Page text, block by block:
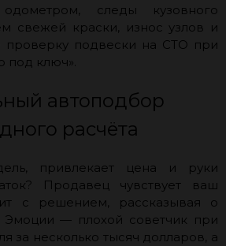
следы кузовного
свежей краски, износ узлов и
проверку подвески на СТО при
под ключ».
автоподбор
расчёта
привлекает цена и руки
Продавец чувствует ваш
с решением, рассказывая о
— плохой советчик при
за несколько тысяч долларов, а